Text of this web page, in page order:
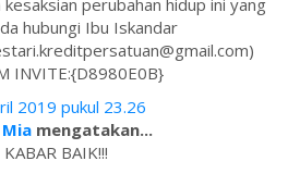
perubahan hidup ini yang
hubungi Ibu Iskandar
INVITE:{D8980E0B}
2019 pukul 23.26
mengatakan...
KABAR BAIK!!!